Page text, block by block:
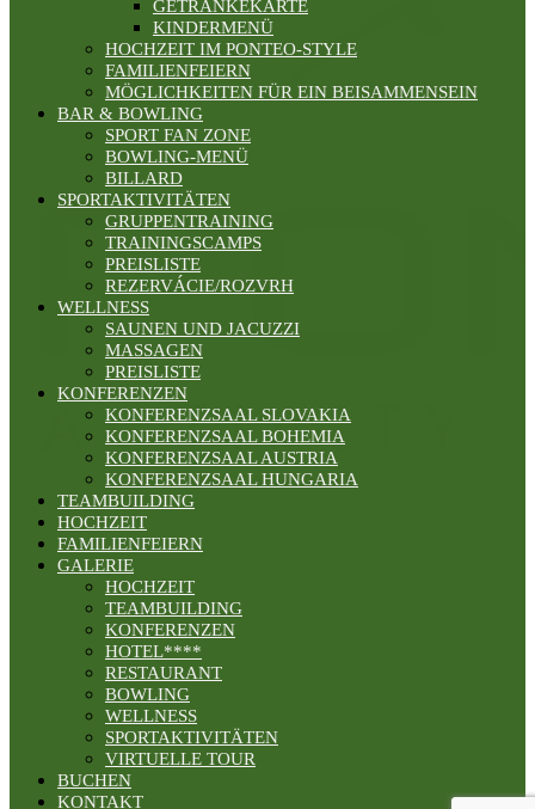
GETRÄNKEKARTE
KINDERMENÜ
HOCHZEIT IM PONTEO-STYLE
FAMILIENFEIERN
MÖGLICHKEITEN FÜR EIN BEISAMMENSEIN
BAR & BOWLING
SPORT FAN ZONE
BOWLING-MENÜ
BILLARD
SPORTAKTIVITÄTEN
GRUPPENTRAINING
TRAININGSCAMPS
PREISLISTE
REZERVÁCIE/ROZVRH
WELLNESS
SAUNEN UND JACUZZI
MASSAGEN
PREISLISTE
KONFERENZEN
KONFERENZSAAL SLOVAKIA
KONFERENZSAAL BOHEMIA
KONFERENZSAAL AUSTRIA
KONFERENZSAAL HUNGARIA
TEAMBUILDING
HOCHZEIT
FAMILIENFEIERN
GALERIE
HOCHZEIT
TEAMBUILDING
KONFERENZEN
HOTEL****
RESTAURANT
BOWLING
WELLNESS
SPORTAKTIVITÄTEN
VIRTUELLE TOUR
BUCHEN
KONTAKT